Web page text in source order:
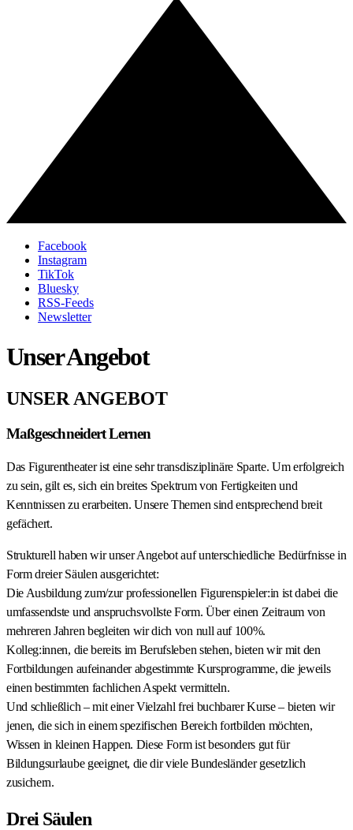
Facebook
Instagram
TikTok
Bluesky
RSS-Feeds
Newsletter
Unser Angebot
UNSER ANGEBOT
Maßgeschneidert Lernen
Das Figurentheater ist eine sehr transdisziplinäre Sparte. Um erfolgreich
zu sein, gilt es, sich ein breites Spektrum von Fertigkeiten und
Kenntnissen zu erarbeiten. Unsere Themen sind entsprechend breit
gefächert.
Strukturell haben wir unser Angebot auf unterschiedliche Bedürfnisse in
Form dreier Säulen ausgerichtet:
Die Ausbildung zum/zur professionellen Figurenspieler:in ist dabei die
umfassendste und anspruchsvollste Form. Über einen Zeitraum von
mehreren Jahren begleiten wir dich von null auf 100%.
Kolleg:innen, die bereits im Berufsleben stehen, bieten wir mit den
Fortbildungen aufeinander abgestimmte Kursprogramme, die jeweils
einen bestimmten fachlichen Aspekt vermitteln.
Und schließlich – mit einer Vielzahl frei buchbarer Kurse – bieten wir
jenen, die sich in einem spezifischen Bereich fortbilden möchten,
Wissen in kleinen Happen. Diese Form ist besonders gut für
Bildungsurlaube geeignet, die dir viele Bundesländer gesetzlich
zusichern.
Drei Säulen